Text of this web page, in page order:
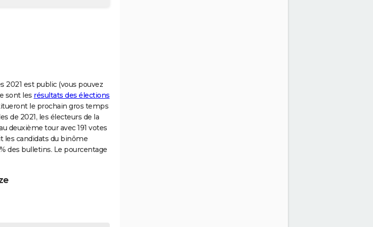
2021 est public (vous pouvez
sont les résultats des élections
le prochain gros temps
de 2021, les électeurs de la
deuxième tour avec 191 votes
les candidats du binôme
des bulletins. Le pourcentage